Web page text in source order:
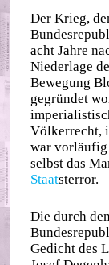
Der Krieg,
acht Jahre
Niederlage
Bewegung
gegründet
Völkerrecht,
war
selbst das
Staatsterror.
Die durch
Gedicht des